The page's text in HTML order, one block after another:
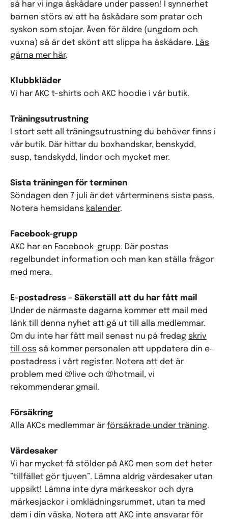
så har vi inga åskådare under passen! I synnerhet
barnen störs av att ha åskådare som pratar och
syskon som stojar. Även för äldre (ungdom och
vuxna) så är det skönt att slippa ha åskådare. Läs
gärna mer här.
Klubbkläder
Vi har AKC t-shirts och AKC hoodie i vår butik.
Träningsutrustning
I stort sett all träningsutrustning du behöver finns i
vår butik. Där hittar du boxhandskar, benskydd,
susp, tandskydd, lindor och mycket mer.
Sista träningen för terminen
Söndagen den 7 juli är det vårterminens sista pass.
Notera hemsidans kalender.
Facebook-grupp
AKC har en Facebook-grupp. Där postas
regelbundet information och man kan ställa frågor
med mera.
E-postadress – Säkerställ att du har fått mail
Under de närmaste dagarna kommer ett mail med
länk till denna nyhet att gå ut till alla medlemmar.
Om du inte har fått mail senast nu på fredag skriv
till oss så kommer personalen att uppdatera din e-
postadress i vårt register. Notera att det är
problem med @live och @hotmail, vi
rekommenderar gmail.
Försäkring
Alla AKCs medlemmar är försäkrade under träning.
Värdesaker
Vi har mycket få stölder på AKC men som det heter
”tillfället gör tjuven”. Lämna aldrig värdesaker utan
uppsikt! Lämna inte dyra märkesskor och dyra
märkesjackor i omklädningsrummet, utan ta med
dem i din väska. Notera att AKC inte ansvarar för